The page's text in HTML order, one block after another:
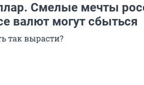
Смелые мечты
валют могут сбыться
так вырасти?